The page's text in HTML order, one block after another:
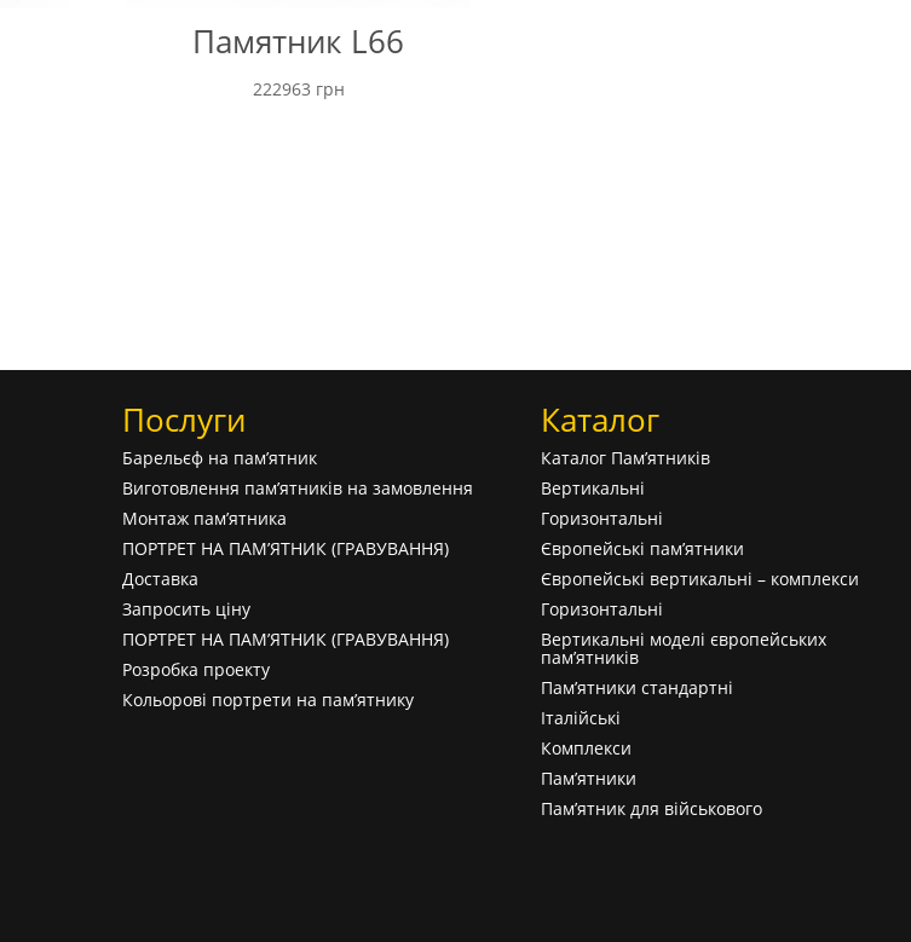
Памятник L66
222963 грн
Послуги
Барельєф на пам’ятник
Виготовлення пам’ятників на замовлення
Монтаж пам’ятника
ПОРТРЕТ НА ПАМ’ЯТНИК (ГРАВУВАННЯ)
Доставка
Запросить ціну
ПОРТРЕТ НА ПАМ’ЯТНИК (ГРАВУВАННЯ)
Розробка проекту
Кольорові портрети на пам’ятнику
Каталог
Каталог Пам’ятників
Вертикальні
Горизонтальні
Європейські пам’ятники
Європейські вертикальні – комплекси
Горизонтальні
Вертикальні моделі європейських
пам’ятників
Пам’ятники стандартні
Італійські
Комплекси
Пам’ятники
Пам’ятник для військового